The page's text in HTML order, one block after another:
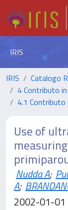
IRIS
IRIS
Catalogo
4 Contributo
4.1
Use of
Nudda A;
A;
2002-01-01